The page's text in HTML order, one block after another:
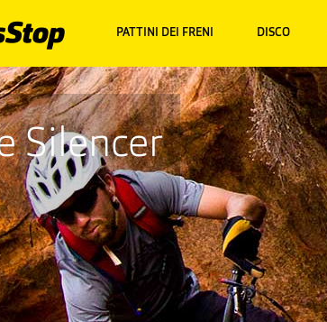
PATTINI DEI FRENI DISCO
Silencer